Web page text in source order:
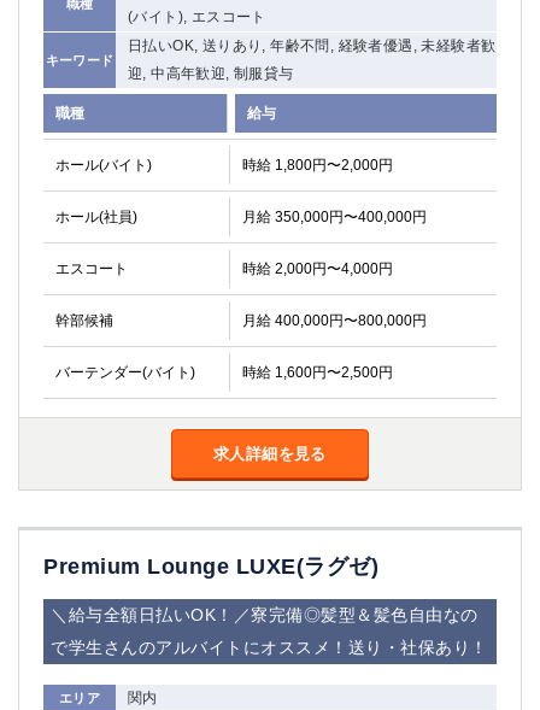
職種
(バイト), エスコート
キーワード
日払いOK, 送りあり, 年齢不問, 経験者優遇, 未経験者歓
迎, 中高年歓迎, 制服貸与
職種 給与
ホール(バイト) 時給 1,800円〜2,000円
ホール(社員) 月給 350,000円〜400,000円
エスコート 時給 2,000円〜4,000円
幹部候補 月給 400,000円〜800,000円
バーテンダー(バイト) 時給 1,600円〜2,500円
求人詳細を見る
Premium Lounge LUXE(ラグゼ)
＼給与全額日払いOK！／寮完備◎髪型＆髪色自由なの
で学生さんのアルバイトにオススメ！送り・社保あり！
エリア 関内